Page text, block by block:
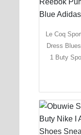
Le Coq
Dress
1 Buty